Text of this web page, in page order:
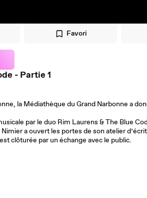
Favori
- Partie 1
la Médiathèque du Grand Narbonne a
par le duo Rim Laurens & The Blue
a ouvert les portes de son atelier
clôturée par un échange avec le public.